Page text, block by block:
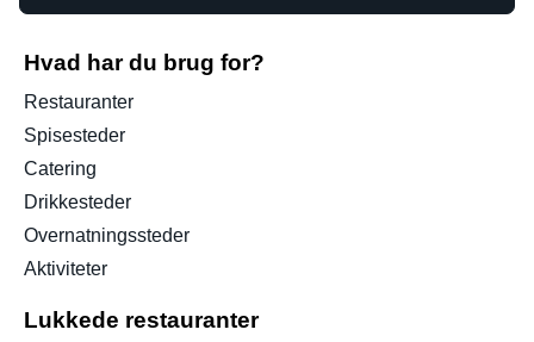
Hvad har du brug for?
Restauranter
Spisesteder
Catering
Drikkesteder
Overnatningssteder
Aktiviteter
Lukkede restauranter